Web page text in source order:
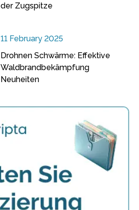
der Zugspitze
11 February 2025
Drohnen Schwärme: Effektive
Waldbrandbekämpfung
Neuheiten